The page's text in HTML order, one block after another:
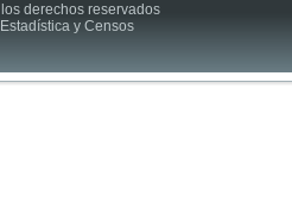
derechos reservados
y Censos